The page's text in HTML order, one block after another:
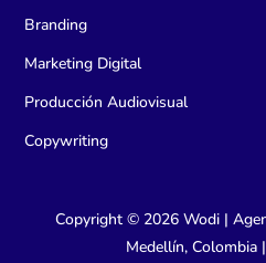
Branding
Marketing Digital
Producción Audiovisual
Copywriting
Copyright © 2026 Wodi |
Medellín, Colombia